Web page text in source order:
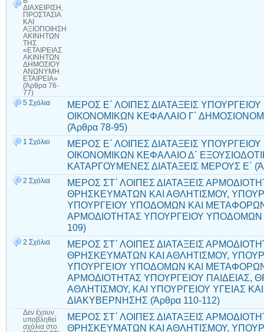
ΔΙΑΧΕΙΡΙΣΗ,
ΠΡΟΣΤΑΣΙΑ
ΚΑΙ
ΑΞΙΟΠΟΙΗΣΗ
ΑΚΙΝΗΤΩΝ
ΤΗΣ
«ΕΤΑΙΡΕΙΑΣ
ΑΚΙΝΗΤΩΝ
ΔΗΜΟΣΙΟΥ
ΑΝΩΝΥΜΗ
ΕΤΑΙΡΕΙΑ»
(Άρθρα 76-
77)
5 Σχόλια
ΜΕΡΟΣ Ε΄ ΛΟΙΠΕΣ ΔΙΑΤΑΞΕΙΣ
ΟΙΚΟΝΟΜΙΚΩΝ ΚΕΦΑΛΑΙΟ Γ΄
(Άρθρα 78-95)
1 Σχόλιο
ΜΕΡΟΣ Ε΄ ΛΟΙΠΕΣ ΔΙΑΤΑΞΕΙΣ
ΟΙΚΟΝΟΜΙΚΩΝ ΚΕΦΑΛΑΙΟ Δ΄
ΚΑΤΑΡΓΟΥΜΕΝΕΣ ΔΙΑΤΑΞΕΙΣ ΜΕΡΟΥΣ Ε΄
2 Σχόλια
ΜΕΡΟΣ ΣΤ΄ ΛΟΙΠΕΣ ΔΙΑΤΑΞΕΙΣ
ΘΡΗΣΚΕΥΜΑΤΩΝ ΚΑΙ ΑΘΛΗΤΙΣΜΟΥ,
ΥΠΟΥΡΓΕΙΟΥ ΥΠΟΔΟΜΩΝ ΚΑΙ ΜΕΤΑΦΟΡΩΝ
ΑΡΜΟΔΙΟΤΗΤΑΣ ΥΠΟΥΡΓΕΙΟΥ ΥΠΟΔΟΜΩΝ
109)
2 Σχόλια
ΜΕΡΟΣ ΣΤ΄ ΛΟΙΠΕΣ ΔΙΑΤΑΞΕΙΣ
ΘΡΗΣΚΕΥΜΑΤΩΝ ΚΑΙ ΑΘΛΗΤΙΣΜΟΥ,
ΥΠΟΥΡΓΕΙΟΥ ΥΠΟΔΟΜΩΝ ΚΑΙ ΜΕΤΑΦΟΡΩΝ
ΑΡΜΟΔΙΟΤΗΤΑΣ ΥΠΟΥΡΓΕΙΟΥ ΠΑΙΔΕΙΑΣ,
ΑΘΛΗΤΙΣΜΟΥ, ΚΑΙ ΥΠΟΥΡΓΕΙΟΥ ΥΓΕΙΑΣ
ΔΙΑΚΥΒΕΡΝΗΣΗΣ (Άρθρα 110-112)
Δεν έχουν
υποβληθεί
σχόλια στο
ΜΕΡΟΣ ΣΤ΄ ΛΟΙΠΕΣ ΔΙΑΤΑΞΕΙΣ
ΘΡΗΣΚΕΥΜΑΤΩΝ ΚΑΙ ΑΘΛΗΤΙΣΜΟΥ,